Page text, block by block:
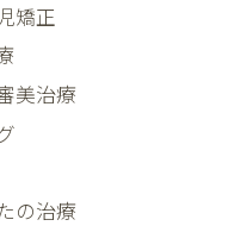
矯正
美治療
の治療